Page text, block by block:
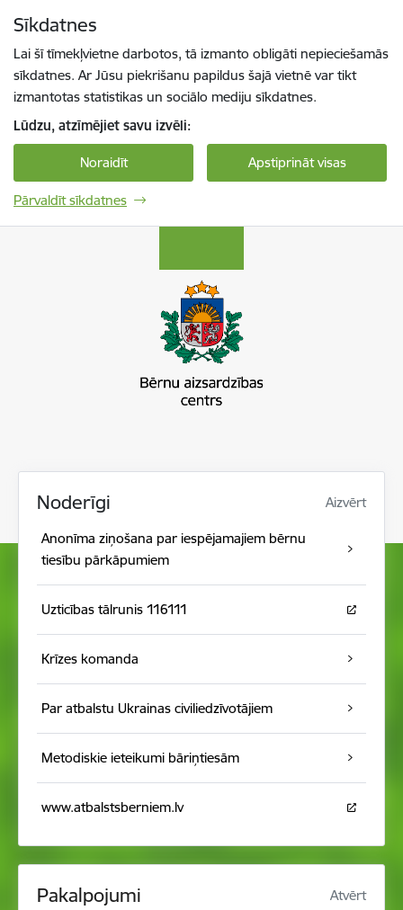
Sīkdatnes
Lai šī tīmekļvietne darbotos, tā izmanto obligāti nepieciešamās
sīkdatnes. Ar Jūsu piekrišanu papildus šajā vietnē var tikt
izmantotas statistikas un sociālo mediju sīkdatnes.
Lūdzu, atzīmējiet savu izvēli:
Noraidīt Apstiprināt visas
Pārvaldīt sīkdatnes
Noderīgi Aizvērt
Anonīma ziņošana par iespējamajiem bērnu
tiesību pārkāpumiem
Uzticības tālrunis 116111
Krīzes komanda
Par atbalstu Ukrainas civiliedzīvotājiem
Metodiskie ieteikumi bāriņtiesām
www.atbalstsberniem.lv
Pakalpojumi Atvērt